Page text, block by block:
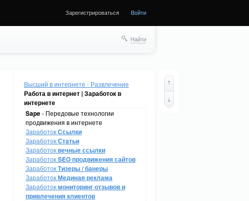
Зарегистрироваться Войти
Найти
Высший в интернете - Развлечение
Работа в интернет | Заработок в
интернете
Sape- Передовые технологии
продвижения в интернете
ЗаработокСсылки
ЗаработокСтатьи
Заработоквечные ссылки
ЗаработокSEO продвижения сайтов
ЗаработокТизеры / банеры
ЗаработокМединая реклама
Заработокмониторинг отзывов и
привлечения клиентов